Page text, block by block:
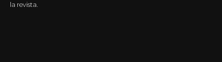
la revista.